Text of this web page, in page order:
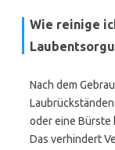
Wie reinige
Nach dem
oder eine Bürste
Das verhindert